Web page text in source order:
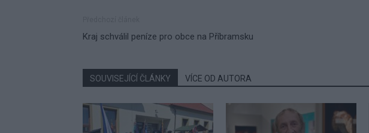
Kraj schválil peníze pro obce na Příbramsku
SOUVISEJÍCÍ ČLÁNKY VÍCE OD AUTORA